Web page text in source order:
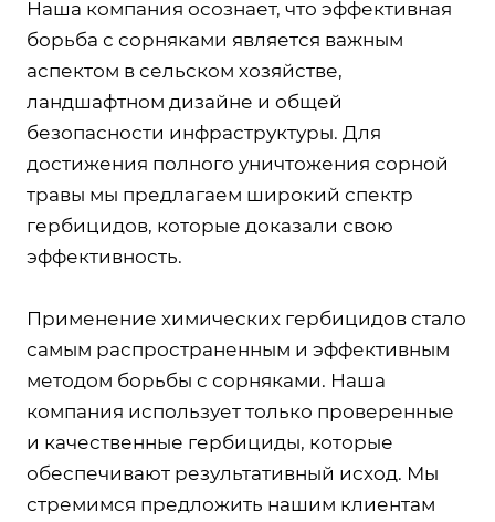
Наша компания осознает, что эффективная
борьба с сорняками является важным
аспектом в сельском хозяйстве,
ландшафтном дизайне и общей
безопасности инфраструктуры. Для
достижения полного уничтожения сорной
травы мы предлагаем широкий спектр
гербицидов, которые доказали свою
эффективность.
Применение химических гербицидов стало
самым распространенным и эффективным
методом борьбы с сорняками. Наша
компания использует только проверенные
и качественные гербициды, которые
обеспечивают результативный исход. Мы
стремимся предложить нашим клиентам